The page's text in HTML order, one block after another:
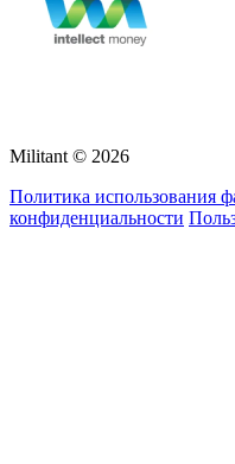
Militant © 2026
Политика использования
конфиденциальности